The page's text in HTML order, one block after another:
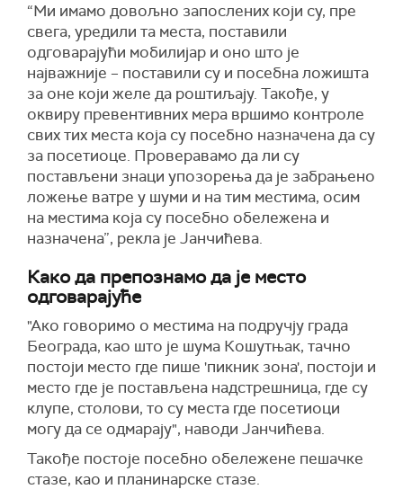
“Ми имамо довољно запослених који су, пре
свега, уредили та места, поставили
одговарајући мобилијар и оно што је
најважније – поставили су и посебна ложишта
за оне који желе да роштиљају. Такође, у
оквиру превентивних мера вршимо контроле
свих тих места која су посебно назначена да су
за посетиоце. Проверавамо да ли су
постављени знаци упозорења да је забрањено
ложење ватре у шуми и на тим местима, осим
на местима која су посебно обележена и
назначена”, рекла је Јанчићева.
Како да препознамо да је место
одговарајуће
"Ако говоримо о местима на подручју града
Београда, као што је шума Кошутњак, тачно
постоји место где пише 'пикник зона', постоји и
место где је постављена надстрешница, где су
клупе, столови, то су места где посетиоци
могу да се одмарају", наводи Јанчићева.
Такође постоје посебно обележене пешачке
стазе, као и планинарске стазе.